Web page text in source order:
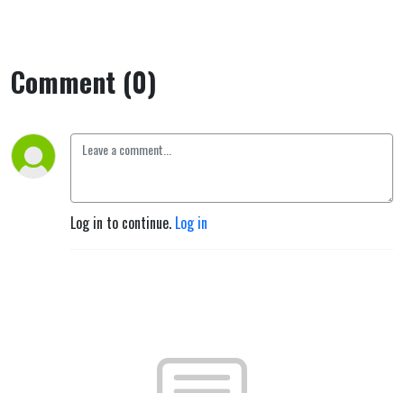
Comment (0)
Log in to continue. Log in